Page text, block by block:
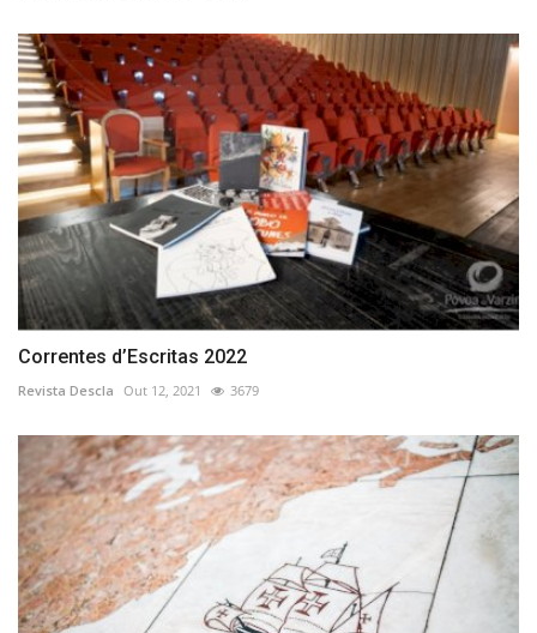
Correntes d’Escritas 2022
Revista Descla Out 12, 2021 3679